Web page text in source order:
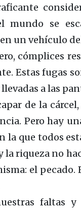
mundo se
un vehículo
cómplices
Estas fugas
a las
de la
Pero hay
la que todos
la riqueza no
el
faltas y